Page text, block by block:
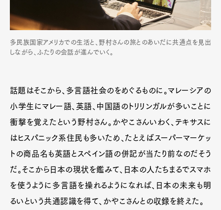
多民族国家アメリカでの生活と、野村さんの旅とのあいだに共通点を見出
しながら、ふたりの会話が進んでいく。
話題はそこから、多言語社会のをめぐるものに。マレーシアの
小学生にマレー語、英語、中国語のトリリンガルが多いことに
衝撃を覚えたという野村さん。かやこさんいわく、テキサスに
はヒスパニック系住民も多いため、たとえばスーパーマーケッ
トの商品名も英語とスペイン語の併記が当たり前なのだそう
だ。そこから日本の現状を鑑みて、日本の人たちまるでスマホ
を使うように多言語を操れるようになれば、日本の未来も明
るいという共通認識を得て、かやこさんとの収録を終えた。